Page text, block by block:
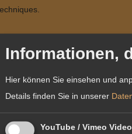
aux dirigeants, les
Informationen,
Hier können Sie einsehen und
Details finden Sie in unserer
YouTube / Vimeo